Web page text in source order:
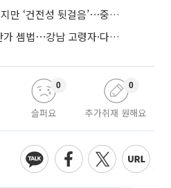
5대 은행, 상반기 9조 벌었지만 ‘건전성 뒷걸음’⋯중기대출 문턱 높아지나
세제 개편에 복잡해진 자산가 셈법⋯강남 고령자·다주택자 ‘자산재편 고심’
슬퍼요
0
추가취재 원해요
0